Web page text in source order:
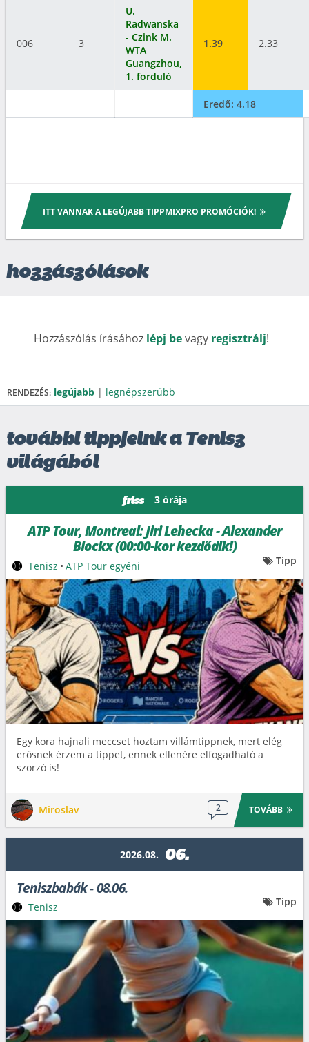
006 3
U.
Radwanska
- Czink M.
WTA
Guangzhou,
1. forduló
1.39 2.33
Eredő: 4.18
ITT VANNAK A LEGÚJABB TIPPMIXPRO PROMÓCIÓK!
hozzászólások
Hozzászólás írásához lépj bevagy regisztrálj!
RENDEZÉS: legújabb | legnépszerűbb
további tippjeink a Tenisz
világából
friss 3 órája
ATP Tour, Montreal: Jiri Lehecka - Alexander
Blockx (00:00-kor kezdődik!)
Egy kora hajnali meccset hoztam villámtippnek, mert elég
erősnek érzem a tippet, ennek ellenére elfogadható a
szorzó is!
Miroslav 2 TOVÁBB
Tenisz • ATP Tour egyéni Tipp
2026.08. 06.
Teniszbabák - 08.06.
Tenisz Tipp